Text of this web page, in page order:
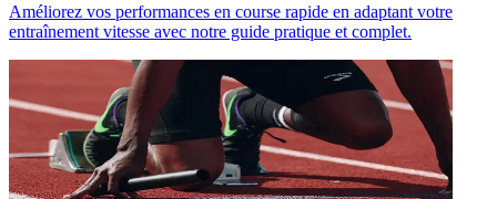
Améliorez vos performances en course rapide en adaptant votre
entraînement vitesse avec notre guide pratique et complet.